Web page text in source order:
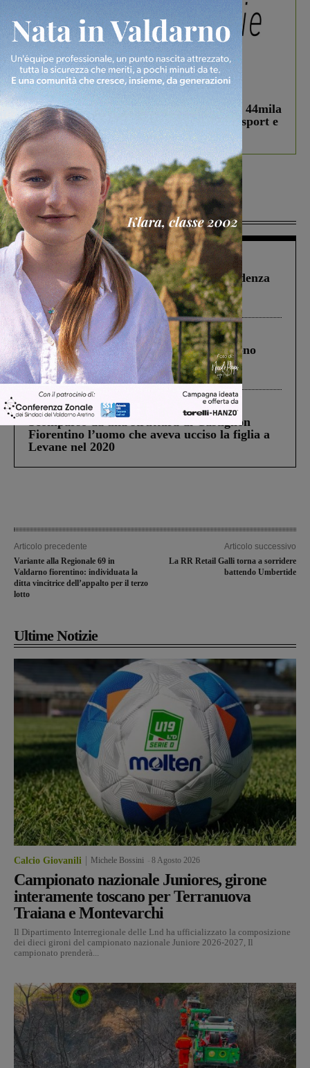
In vetrina 3 Agosto 2026
Estra Notizie agosto: Smart Cities, oltre 44mila
studenti coinvolti, torna il bando per lo sport e
debutta il podcast Estrair
Più lette
Figline Incisa Valdarno 1 Agosto 2026
Piscina di Figline finanziata oltre la scadenza
Pnrr, il gruppo di Fratelli d’Italia: “Un
ringraziamento al Governo”
Cronaca 4 Agosto 2026
Un anno fa la strage in A1 in cui morirono
Gianni, Giulia e Franco. Lo schianto, il
processo, lo stop ai sorpassi fra tir....
Cronaca 3 Agosto 2026
Scomparso da una struttura di Castiglion
Fiorentino l’uomo che aveva ucciso la figlia a
Levane nel 2020
Articolo precedente
Variante alla Regionale 69 in
Valdarno fiorentino: individuata la
ditta vincitrice dell’appalto per il terzo
lotto
Articolo successivo
La RR Retail Galli torna a sorridere
battendo Umbertide
Ultime Notizie
Calcio Giovanili Michele Bossini 8 Agosto 2026
Campionato nazionale Juniores, girone
interamente toscano per Terranuova
Traiana e Montevarchi
Il Dipartimento Interregionale delle Lnd ha ufficializzato la composizione
dei dieci gironi del campionato nazionale Juniore 2026-2027, Il
campionato prenderà...